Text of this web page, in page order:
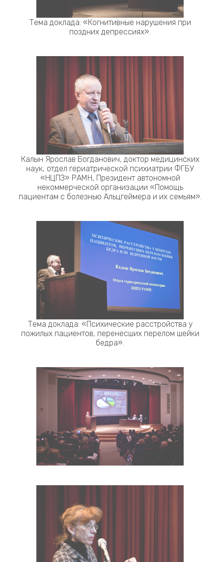
Тема доклада: «Когнитивные нарушения при
поздних депрессиях».
Калын Ярослав Богданович, доктор медицинских
наук, отдел гериатрической психиатрии ФГБУ
«НЦПЗ» РАМН, Президент автономной
некоммерческой организации «Помощь
пациентам с болезнью Альцгеймера и их семьям».
Тема доклада: «Психические расстройства у
пожилых пациентов, перенесших перелом шейки
бедра».